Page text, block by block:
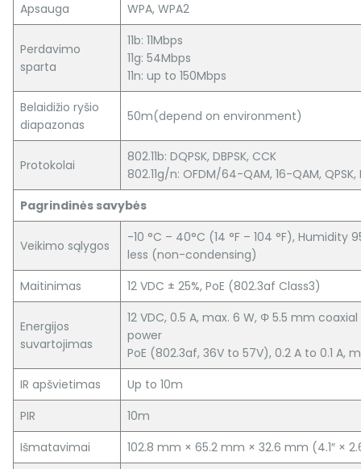
Apsauga WPA, WPA2
Perdavimo
sparta
11b: 11Mbps
11g: 54Mbps
11n: up to 150Mbps
Belaidižio ryšio
diapazonas
50m(depend on environment)
Protokolai
802.11b: DQPSK, DBPSK, CCK
802.11g/n: OFDM/64-QAM, 16-QAM, QPSK,
Pagrindinės savybės
Veikimo sąlygos
-10 °C – 40°C (14 °F – 104 °F), Humidity
less (non-condensing)
Maitinimas
12 VDC ± 25%, PoE (802.3af Class3)
Energijos
suvartojimas
12 VDC, 0.5 A, max. 6 W, Φ 5.5 mm
power
PoE (802.3af, 36V to 57V), 0.2 A to 0.1 A,
IR apšvietimas
Up to 10m
PIR
10m
Išmatavimai
102.8 mm × 65.2 mm × 32.6 mm (4.1″ ×